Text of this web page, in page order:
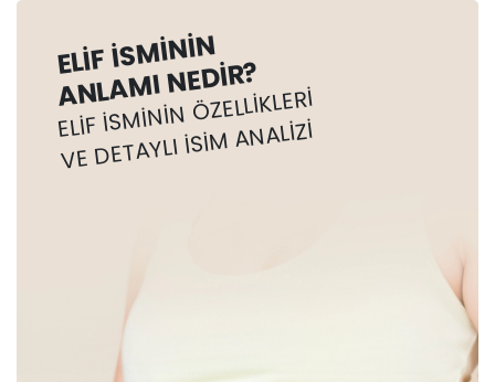
ELIF İSMININ
ANLAMI NEDIR?
ELIF İSMININ ÖZELLIKLERI
VE DETAYLI İSIM ANALIZI